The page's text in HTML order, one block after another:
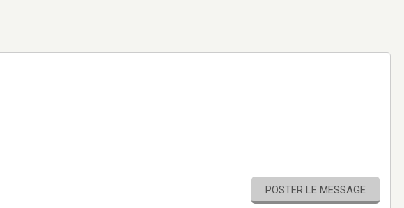
POSTER LE MESSAGE